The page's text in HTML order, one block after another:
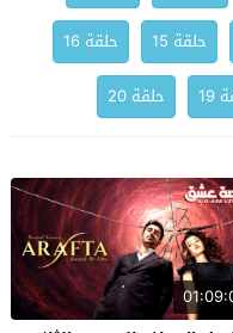
حلقة 15
حلقة 16
19 حلقة 20